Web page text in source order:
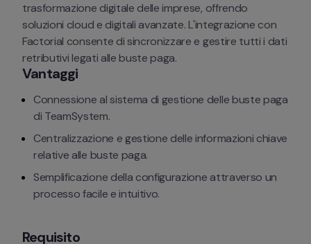
trasformazione digitale delle imprese, offrendo
soluzioni cloud e digitali avanzate. L'integrazione con
Factorial consente di sincronizzare e gestire tutti i dati
retributivi legati alle buste paga.
Vantaggi
Connessione al sistema di gestione delle buste paga
di TeamSystem.
Centralizzazione e gestione delle informazioni chiave
relative alle buste paga.
Semplificazione della configurazione attraverso un
processo facile e intuitivo.
Requisito